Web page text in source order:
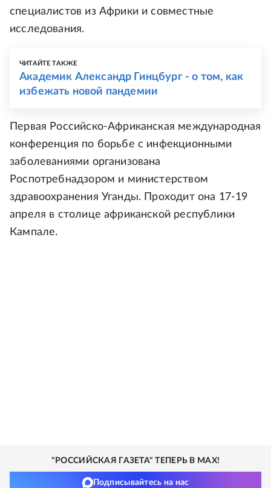
специалистов из Африки и совместные
исследования.
ЧИТАЙТЕ ТАКЖЕ
Академик Александр Гинцбург - о том, как
избежать новой пандемии
Первая Российско-Африканская международная
конференция по борьбе с инфекционными
заболеваниями организована
Роспотребнадзором и министерством
здравоохранения Уганды. Проходит она 17-19
апреля в столице африканской республики
Кампале.
"РОССИЙСКАЯ ГАЗЕТА" ТЕПЕРЬ В MAX!
Подписывайтесь на нас